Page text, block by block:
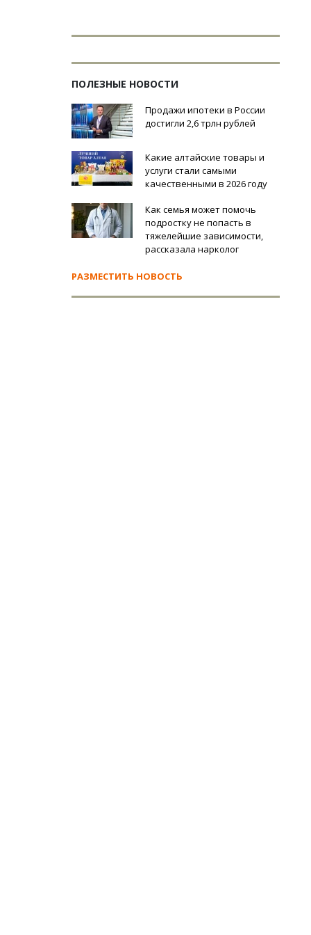
ПОЛЕЗНЫЕ НОВОСТИ
Продажи ипотеки в России
достигли 2,6 трлн рублей
Какие алтайские товары и
услуги стали самыми
качественными в 2026 году
Как семья может помочь
подростку не попасть в
тяжелейшие зависимости,
рассказала нарколог
РАЗМЕСТИТЬ НОВОСТЬ